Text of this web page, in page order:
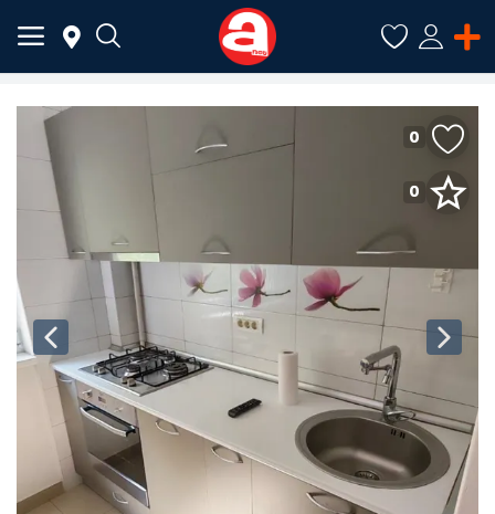
Meniu Principal
Categorii
Acasă
Favorite
Autentificare
Înregistrare
0
0